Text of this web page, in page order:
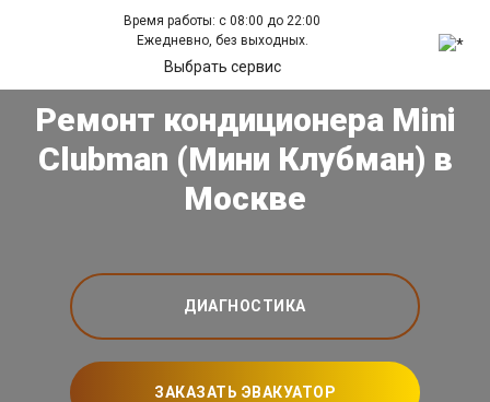
Время работы: с 08:00 до 22:00
Ежедневно, без выходных.
Выбрать сервис
Ремонт кондиционера Mini
Clubman (Мини Клубман) в
Москве
ДИАГНОСТИКА
ЗАКАЗАТЬ ЭВАКУАТОР